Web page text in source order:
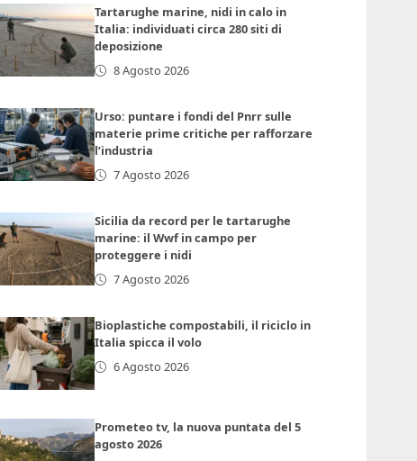
Tartarughe marine, nidi in calo in
Italia: individuati circa 280 siti di
deposizione
8 Agosto 2026
Urso: puntare i fondi del Pnrr sulle
materie prime critiche per rafforzare
l’industria
7 Agosto 2026
Sicilia da record per le tartarughe
marine: il Wwf in campo per
proteggere i nidi
7 Agosto 2026
Bioplastiche compostabili, il riciclo in
Italia spicca il volo
6 Agosto 2026
Prometeo tv, la nuova puntata del 5
agosto 2026